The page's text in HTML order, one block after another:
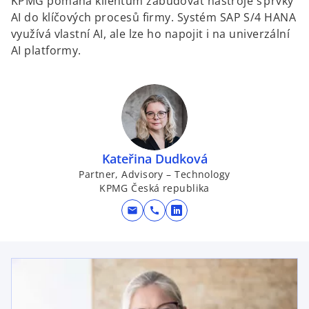
AI do klíčových procesů firmy. Systém SAP S/4 HANA
využívá vlastní AI, ale lze ho napojit i na univerzální
AI platformy.
Kateřina Dudková
Partner, Advisory – Technology
KPMG Česká republika
mail call
o
s
i